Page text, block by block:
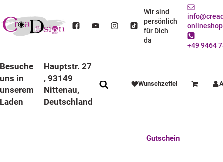
Wir sind
persönlich
für Dich
da
+49 9464
Besuche
uns in
unserem
Laden
Hauptstr. 27
, 93149
Nittenau,
Deutschland
Wunschzettel Warenkorb
Gutschein